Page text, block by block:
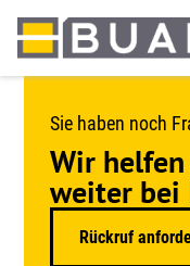
Springe
zum
Sie haben noch
Wir
weiter bei
Rückruf